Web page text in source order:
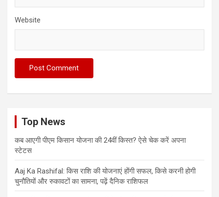
Website
Top News
कब आएगी पीएम किसान योजना की 24वीं किस्त? ऐसे चेक करें अपना
स्टेटस
Aaj Ka Rashifal: किस राशि की योजनाएं होंगी सफल, किसे करनी होगी
चुनौतियों और रुकावटों का सामना, पढ़ें दैनिक राशिफल